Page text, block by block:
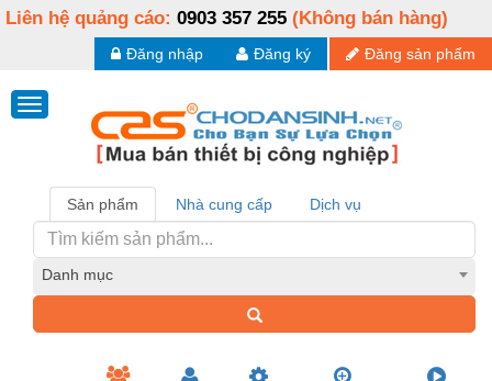
Liên hệ quảng cáo: 0903 357 255 (Không bán hàng)
Đăng sản phẩm
Đăng ký
Đăng nhập
Sản phẩm Nhà cung cấp Dịch vụ
Danh mục